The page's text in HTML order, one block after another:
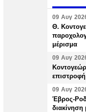
09 Αυγ
Θ.
μέρισμα
09 Αυγ
09 Αυγ
Έβρος-